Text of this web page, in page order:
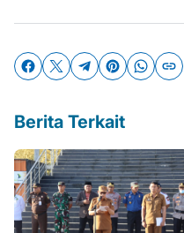
Berita Terkait